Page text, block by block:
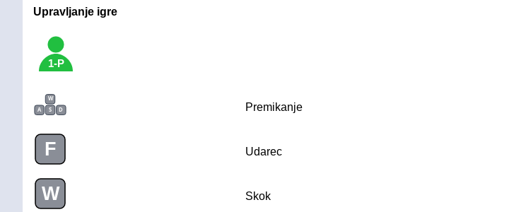
Upravljanje igre
1-P
W
A
S D Premikanje
F Udarec
W Skok